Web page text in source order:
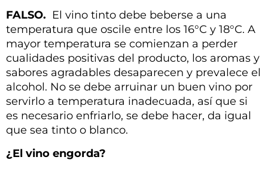
FALSO. El vino tinto debe beberse a una
temperatura que oscile entre los 16°C y 18°C. A
mayor temperatura se comienzan a perder
cualidades positivas del producto, los aromas y
sabores agradables desaparecen y prevalece el
alcohol. No se debe arruinar un buen vino por
servirlo a temperatura inadecuada, así que si
es necesario enfriarlo, se debe hacer, da igual
que sea tinto o blanco.
¿El vino engorda?